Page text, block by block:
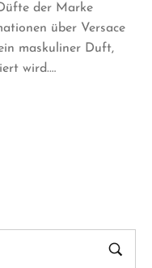
der Marke
über Versace
maskuliner Duft,
wird.…